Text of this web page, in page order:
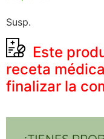
Susp.
Este
receta
finalizar la